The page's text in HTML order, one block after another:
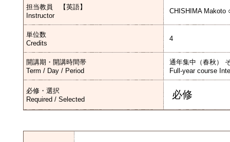
担当教員 【英語】
Instructor
CHISHIMA Makoto
単位数
Credits
4
開講期・開講時間帯
Term / Day / Period
通年集中（春秋）
Full-year course
必修・選択
Required / Selected
必修